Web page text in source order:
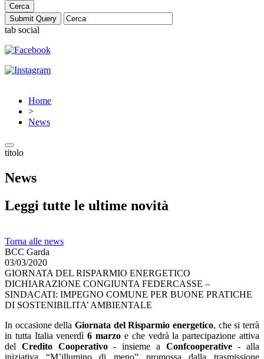
Cerca
tab social
Home
>
News
titolo
News
Leggi tutte le ultime novità
Torna alle news
BCC Garda
03/03/2020
GIORNATA DEL RISPARMIO ENERGETICO
DICHIARAZIONE CONGIUNTA FEDERCASSE –
SINDACATI: IMPEGNO COMUNE PER BUONE PRATICHE
DI SOSTENIBILITA’ AMBIENTALE
In occasione della Giornata del Risparmio energetico, che si terrà
in tutta Italia venerdì6 marzo e che vedrà la partecipazione attiva
del Credito Cooperativo- insieme a Confcooperative- alla
iniziativa “M’illumino di meno” promossa dalla trasmissione